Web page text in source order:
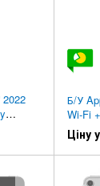
Б/У
Wi-Fi
Ціну